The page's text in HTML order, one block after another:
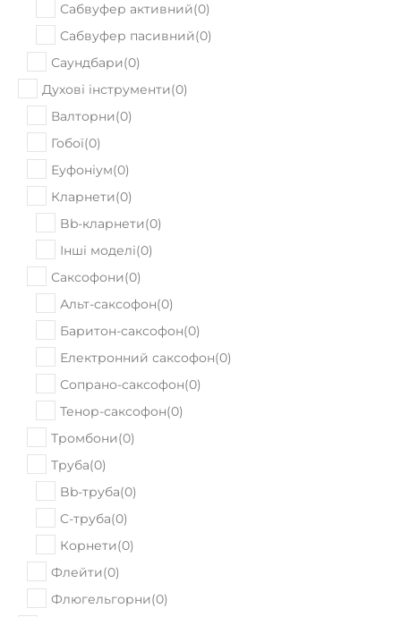
Сабвуфер активний(0)
Сабвуфер пасивний(0)
Саундбари(0)
Духові інструменти(0)
Валторни(0)
Гобої(0)
Еуфоніум(0)
Кларнети(0)
Bb-кларнети(0)
Інші моделі(0)
Саксофони(0)
Альт-саксофон(0)
Баритон-саксофон(0)
Електронний саксофон(0)
Сопрано-саксофон(0)
Тенор-саксофон(0)
Тромбони(0)
Труба(0)
Bb-труба(0)
C-труба(0)
Корнети(0)
Флейти(0)
Флюгельгорни(0)